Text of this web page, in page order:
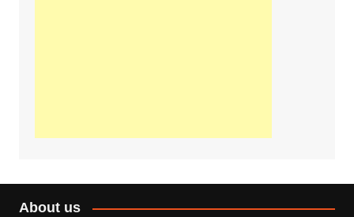
About us